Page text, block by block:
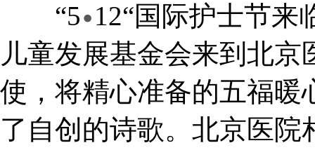
“5•12“国际护士节来
儿童发展基金会来到北
使，将精心准备的五福暖
了自创的诗歌。北京医